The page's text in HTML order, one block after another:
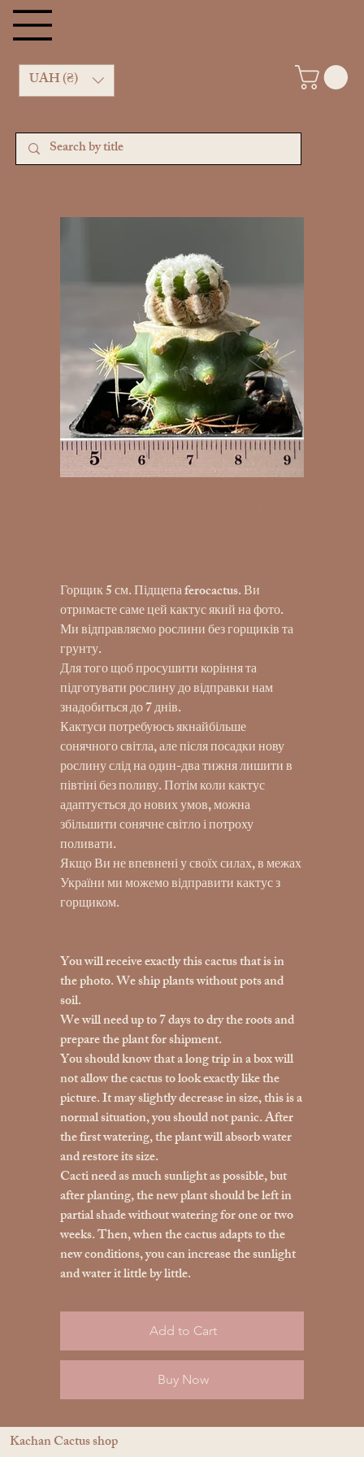
UAH (₴)
Горщик 5 см. Підщепа ferocactus. Ви
отримаєте саме цей кактус який на фото.
Ми відправляємо рослини без горщиків та
грунту.
Для того щоб просушити коріння та
підготувати рослину до відправки нам
знадобиться до 7 днів.
Кактуси потребуюсь якнайбільше
сонячного світла, але після посадки нову
рослину слід на один-два тижня лишити в
півтіні без поливу. Потім коли кактус
адаптується до нових умов, можна
збільшити сонячне світло і потроху
поливати.
Якщо Ви не впевнені у своїх силах, в межах
України ми можемо відправити кактус з
горщиком.
You will receive exactly this cactus that is in
the photo. We ship plants without pots and
soil.
We will need up to 7 days to dry the roots and
prepare the plant for shipment.
You should know that a long trip in a box will
not allow the cactus to look exactly like the
picture. It may slightly decrease in size, this is a
normal situation, you should not panic. After
the first watering, the plant will absorb water
and restore its size.
Cacti need as much sunlight as possible, but
after planting, the new plant should be left in
partial shade without watering for one or two
weeks. Then, when the cactus adapts to the
new conditions, you can increase the sunlight
and water it little by little.
Add to Cart
Buy Now
Kachan Cactus shop